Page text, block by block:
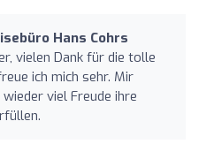
Hans Cohrs
vielen Dank für die tolle
ich mich sehr. Mir
viel Freude ihre